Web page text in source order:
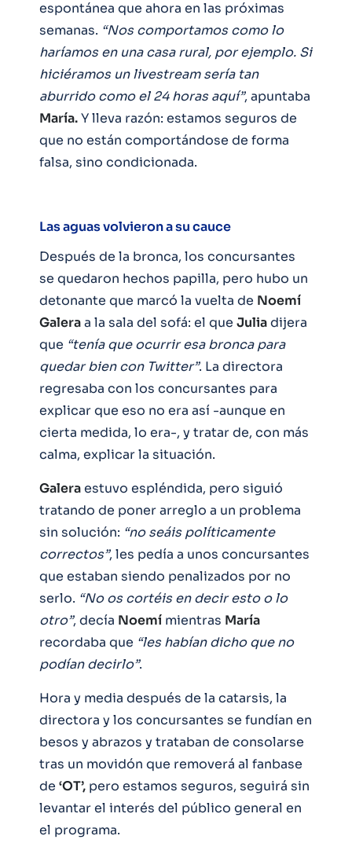
espontánea que ahora en las próximas
semanas. “Nos comportamos como lo
haríamos en una casa rural, por ejemplo. Si
hiciéramos un livestream sería tan
aburrido como el 24 horas aquí”, apuntaba
María.Y lleva razón: estamos seguros de
que no están comportándose de forma
falsa, sino condicionada.
Las aguas volvieron a su cauce
Después de la bronca, los concursantes
se quedaron hechos papilla, pero hubo un
detonante que marcó la vuelta de Noemí
Galeraa la sala del sofá: el que Juliadijera
que “tenía que ocurrir esa bronca para
quedar bien con Twitter”. La directora
regresaba con los concursantes para
explicar que eso no era así -aunque en
cierta medida, lo era-, y tratar de, con más
calma, explicar la situación.
Galeraestuvo espléndida, pero siguió
tratando de poner arreglo a un problema
sin solución: “no seáis políticamente
correctos”, les pedía a unos concursantes
que estaban siendo penalizados por no
serlo. “No os cortéis en decir esto o lo
otro”, decía Noemí mientras María
recordaba que “les habían dicho que no
podían decirlo”.
Hora y media después de la catarsis, la
directora y los concursantes se fundían en
besos y abrazos y trataban de consolarse
tras un movidón que removerá al fanbase
de ‘OT’, pero estamos seguros, seguirá sin
levantar el interés del público general en
el programa.